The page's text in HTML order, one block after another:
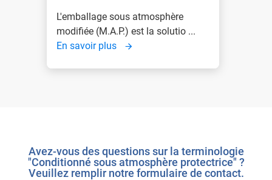
L'emballage sous atmosphère
modifiée (M.A.P.) est la solutio ...
En savoir plus
Avez-vous des questions sur la terminologie
"Conditionné sous atmosphère protectrice" ?
Veuillez remplir notre formulaire de contact.